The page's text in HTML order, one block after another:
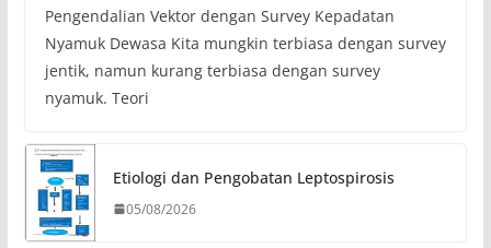
Pengendalian Vektor dengan Survey Kepadatan
Nyamuk Dewasa Kita mungkin terbiasa dengan survey
jentik, namun kurang terbiasa dengan survey
nyamuk. Teori
Etiologi dan Pengobatan Leptospirosis
05/08/2026